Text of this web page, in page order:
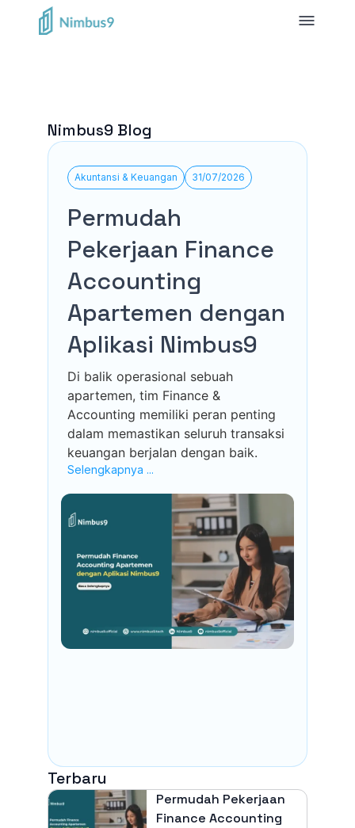
Nimbus9 Blog
Akuntansi & Keuangan 31/07/2026
Permudah
Pekerjaan Finance
Accounting
Apartemen dengan
Aplikasi Nimbus9
Di balik operasional sebuah
apartemen, tim Finance &
Accounting memiliki peran penting
dalam memastikan seluruh transaksi
keuangan berjalan dengan baik.
Selengkapnya ...
Terbaru
Permudah Pekerjaan
Finance Accounting